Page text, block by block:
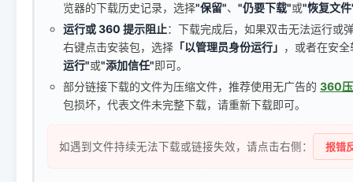
览器的下载历史记录，选择"保留"、 "仍要下载"或"恢复文
运行或 360 提示阻止：下载完成后，如果双击无法运行或
右键点击安装包，选择 「以管理员身份运行」 ，或者在安
运行"或"添加信任"即可。
部分链接下载的文件为压缩文件，推荐使用无广告的 360
包损坏，代表文件未完整下载，请重新下载即可。
如遇到文件持续无法下载或链接失效，请点击右侧： 报错